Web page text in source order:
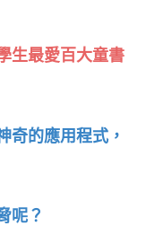
生最愛百大童書
奇的應用程式，
呢？